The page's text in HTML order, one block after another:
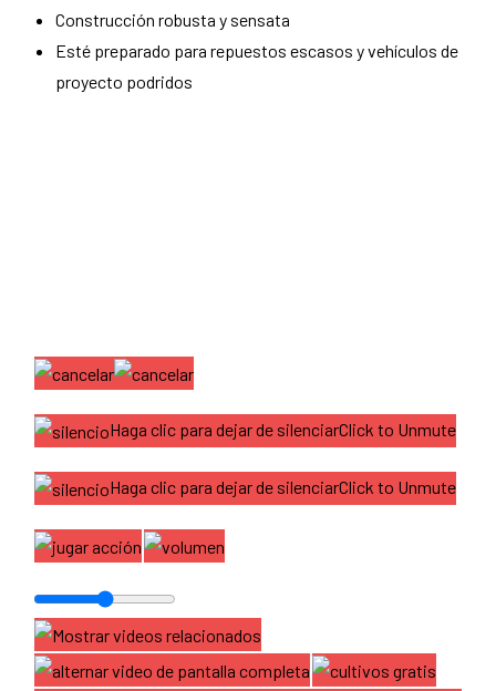
Construcción robusta y sensata
Esté preparado para repuestos escasos y vehículos de
proyecto podridos
Haga clic para dejar de silenciarClick to Unmute
Haga clic para dejar de silenciarClick to Unmute